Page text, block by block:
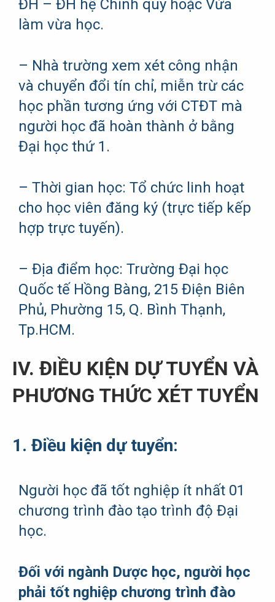
ĐH – ĐH hệ Chính quy hoặc Vừa
làm vừa học.
– Nhà trường xem xét công nhận
và chuyển đổi tín chỉ, miễn trừ các
học phần tương ứng với CTĐT mà
người học đã hoàn thành ở bằng
Đại học thứ 1.
– Thời gian học: Tổ chức linh hoạt
cho học viên đăng ký (trực tiếp kếp
hợp trực tuyến).
– Địa điểm học: Trường Đại học
Quốc tế Hồng Bàng, 215 Điện Biên
Phủ, Phường 15, Q. Bình Thạnh,
Tp.HCM.
IV. ĐIỀU KIỆN DỰ TUYỂN VÀ
PHƯƠNG THỨC XÉT TUYỂN
1. Điều kiện dự tuyển:
Người học đã tốt nghiệp ít nhất 01
chương trình đào tạo trình độ Đại
học.
Đối với ngành Dược học, người học
phải tốt nghiệp chương trình đào